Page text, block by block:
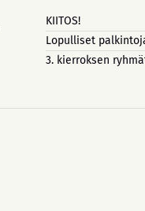
KIITOS!
Lopulliset
3. kierroksen